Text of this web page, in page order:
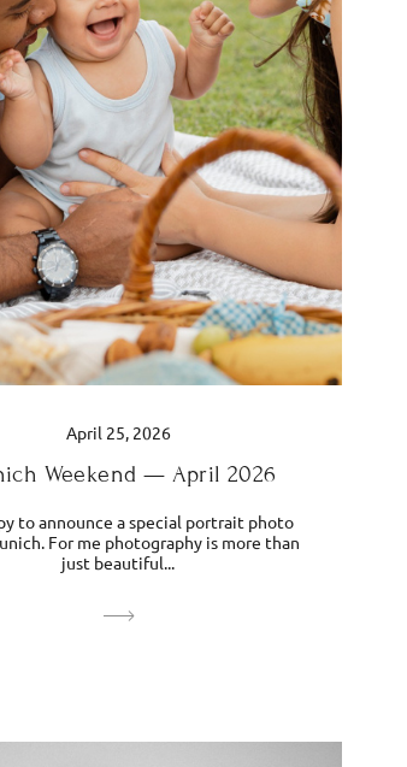
April 25, 2026
Weekend — April 2026
to announce a special portrait photo
For me photography is more than
just beautiful...